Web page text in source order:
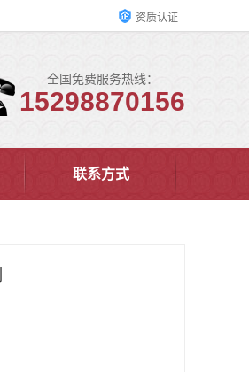
资质认证
全国免费服务热线：
15298870156
联系方式